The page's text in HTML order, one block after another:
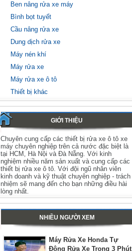
Ben nâng rửa xe máy
Bình bọt tuyết
Cầu nâng rửa xe
Dung dịch rửa xe
Máy nén khí
Máy rửa xe
Máy rửa xe ô tô
Thiết bị khác
GIỚI THIỆU
Chuyên cung cấp các thiết bị rửa xe ô tô xe
máy chuyên nghiệp trên cả nước đặc biệt là
tại HCM, Hà Nội và Đà Nẵng. Với kinh
nghiệm nhiều năm sản xuất và cung cấp các
thiết bị rửa xe ô tô. Với đội ngũ nhân viên
kinh doanh và kỹ thuật chuyên nghiệp - trách
nhiệm sẽ mang đến cho bạn những điều hài
lòng nhất.
NHIỀU NGƯỜI XEM
Máy Rửa Xe Honda Tự
Động Rửa Xe Trong 3 Phút